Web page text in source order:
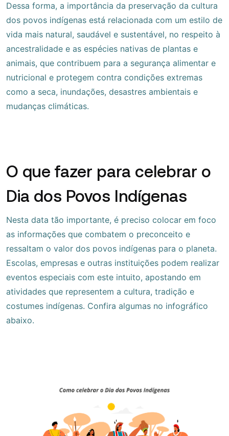
Dessa forma, a importância da preservação da cultura
dos povos indígenas está relacionada com um estilo de
vida mais natural, saudável e sustentável, no respeito à
ancestralidade e as espécies nativas de plantas e
animais, que contribuem para a segurança alimentar e
nutricional e protegem contra condições extremas
como a seca, inundações, desastres ambientais e
mudanças climáticas.
O que fazer para celebrar o
Dia dos Povos Indígenas
Nesta data tão importante, é preciso colocar em foco
as informações que combatem o preconceito e
ressaltam o valor dos povos indígenas para o planeta.
Escolas, empresas e outras instituições podem realizar
eventos especiais com este intuito, apostando em
atividades que representem a cultura, tradição e
costumes indígenas. Confira algumas no infográfico
abaixo.